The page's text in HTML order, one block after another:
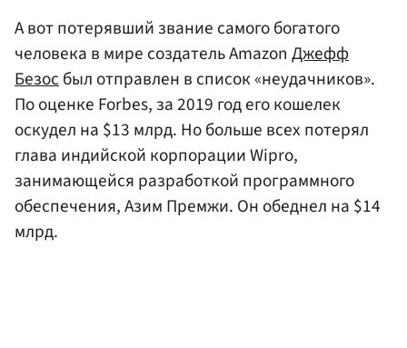
А вот потерявший звание самого богатого
человека в мире создатель Amazon Джефф
Безосбыл отправлен в список «неудачников».
По оценке Forbes, за 2019 год его кошелек
оскудел на $13 млрд. Но больше всех потерял
глава индийской корпорации Wipro,
занимающейся разработкой программного
обеспечения, Азим Премжи. Он обеднел на $14
млрд.